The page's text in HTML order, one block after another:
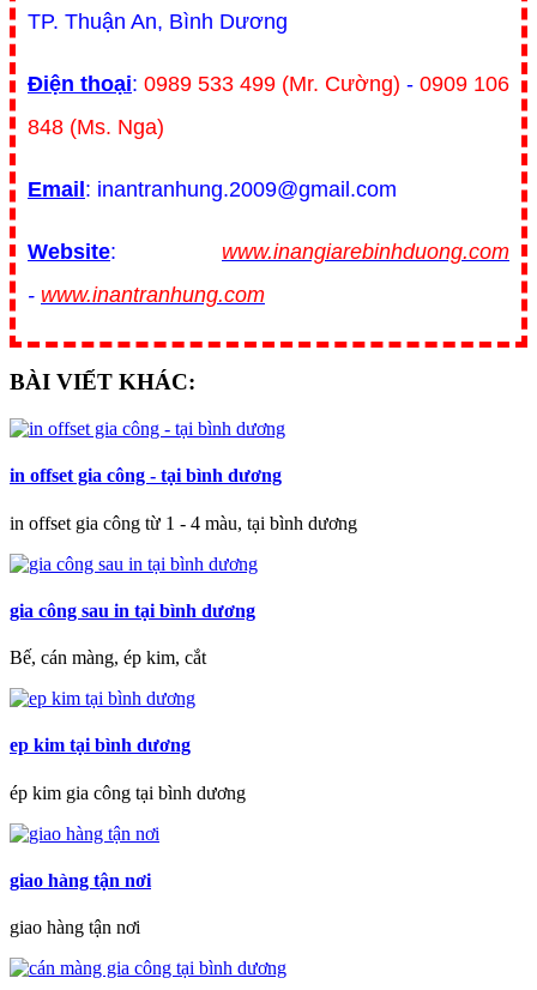
TP. Thuận An, Bình Dương
Điện thoại: 0989 533 499 (Mr. Cường) - 0909 106
848 (Ms. Nga)
Email: inantranhung.2009@gmail.com
Website: www.inangiarebinhduong.com
- www.inantranhung.com
BÀI VIẾT KHÁC:
in offset gia công - tại bình dương
in offset gia công từ 1 - 4 màu, tại bình dương
gia công sau in tại bình dương
Bế, cán màng, ép kim, cắt
ep kim tại bình dương
ép kim gia công tại bình dương
giao hàng tận nơi
giao hàng tận nơi